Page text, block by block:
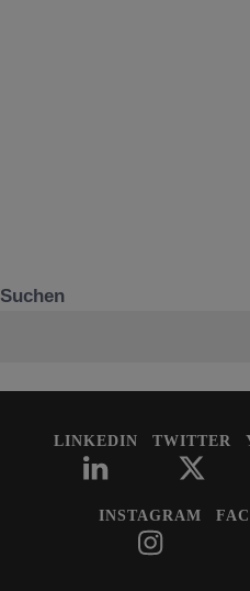
Suchen
LINKEDIN TWITTER
INSTAGRAM